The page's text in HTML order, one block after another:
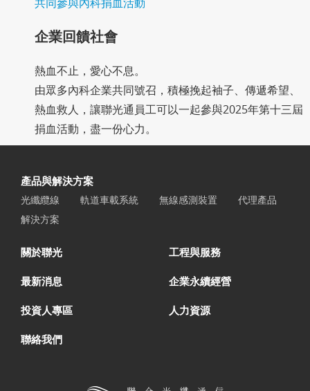
企業回饋社會
熱血不止，愛心不息。
由眾多內科企業共同號召，積極挽起袖子、傳遞希望、
熱血救人，讓聯光通員工可以一起參與2025年第十三屆
捐血活動，盡一份心力。
產品與解決方案
光纖纜線 軌道車載系統 無線感測裝置
代理產品
解決方案
關於聯光 工程與服務
最新消息 企業永續經營
投資人專區 人力資源
聯絡我們